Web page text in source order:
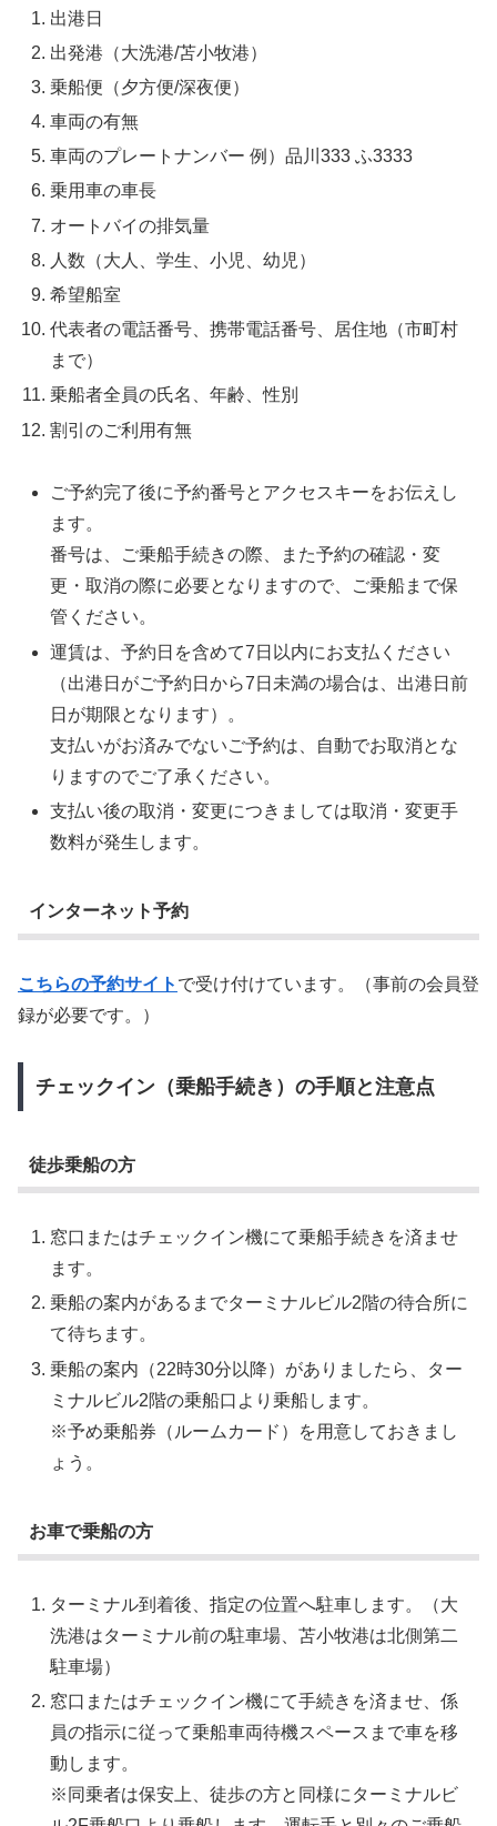
出港日
出発港（大洗港/苫小牧港）
乗船便（夕方便/深夜便）
車両の有無
車両のプレートナンバー 例）品川333 ふ3333
乗用車の車長
オートバイの排気量
人数（大人、学生、小児、幼児）
希望船室
代表者の電話番号、携帯電話番号、居住地（市町村
まで）
乗船者全員の氏名、年齢、性別
割引のご利用有無
ご予約完了後に予約番号とアクセスキーをお伝えし
ます。
番号は、ご乗船手続きの際、また予約の確認・変
更・取消の際に必要となりますので、ご乗船まで保
管ください。
運賃は、予約日を含めて7日以内にお支払ください
（出港日がご予約日から7日未満の場合は、出港日前
日が期限となります）。
支払いがお済みでないご予約は、自動でお取消とな
りますのでご了承ください。
支払い後の取消・変更につきましては取消・変更手
数料が発生します。
インターネット予約
こちらの予約サイト で受け付けています。（事前の会員登
録が必要です。）
チェックイン（乗船手続き）の手順と注意点
徒歩乗船の方
窓口またはチェックイン機にて乗船手続きを済ませ
ます。
乗船の案内があるまでターミナルビル2階の待合所に
て待ちます。
乗船の案内（22時30分以降）がありましたら、ター
ミナルビル2階の乗船口より乗船します。
※予め乗船券（ルームカード）を用意しておきまし
ょう。
お車で乗船の方
ターミナル到着後、指定の位置へ駐車します。（大
洗港はターミナル前の駐車場、苫小牧港は北側第二
駐車場）
窓口またはチェックイン機にて手続きを済ませ、係
員の指示に従って乗船車両待機スペースまで車を移
動します。
※同乗者は保安上、徒歩の方と同様にターミナルビ